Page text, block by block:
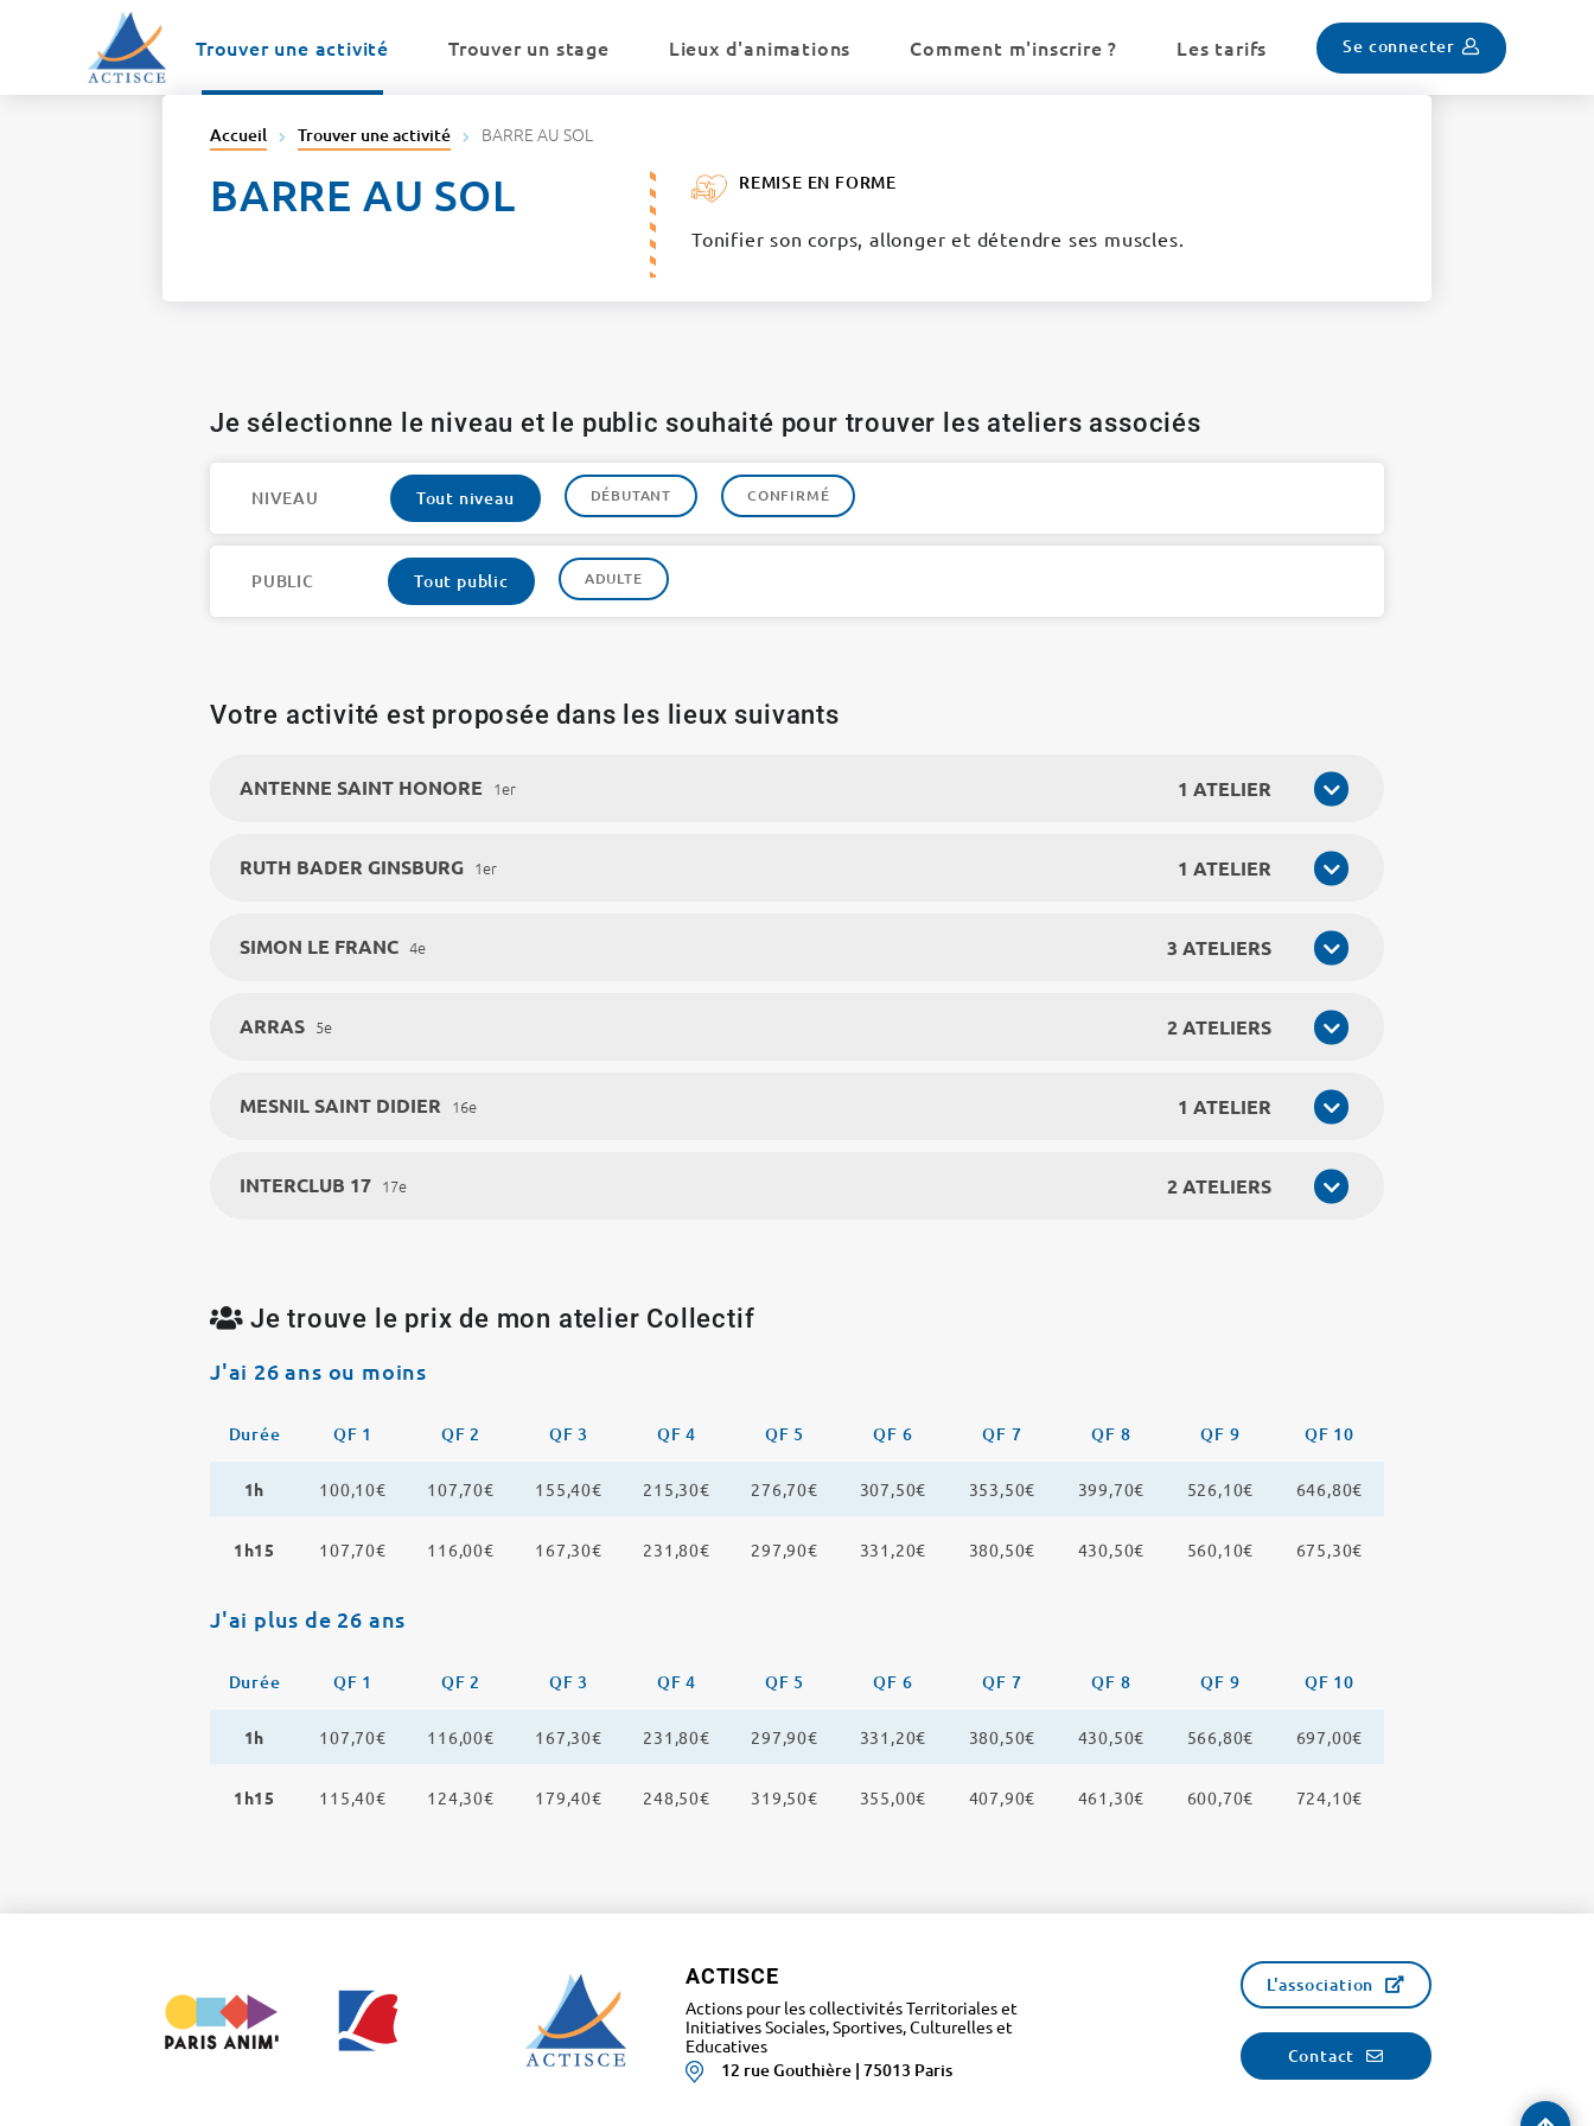
Trouver une activité
Trouver un stage Lieux d'animations Comment m'inscrire ? Les tarifs Se connecter
Accueil Trouver une activité BARRE AU SOL
BARRE AU SOL REMISE EN FORME
Tonifier son corps, allonger et détendre ses muscles.
Je sélectionne le niveau et le public souhaité pour trouver les ateliers associés
NIVEAU Tout niveau DÉBUTANT CONFIRMÉ
PUBLIC Tout public ADULTE
Votre activité est proposée dans les lieux suivants
ANTENNE SAINT HONORE 1er 1 ATELIER
RUTH BADER GINSBURG 1er 1 ATELIER
SIMON LE FRANC 4e 3 ATELIERS
ARRAS 5e 2 ATELIERS
MESNIL SAINT DIDIER 16e 1 ATELIER
INTERCLUB 17 17e 2 ATELIERS
Je trouve le prix de mon atelier Collectif
J'ai 26 ans ou moins
Durée QF 1 QF 2 QF 3 QF 4 QF 5 QF 6 QF 7 QF 8 QF 9 QF 10
1h 100,10€ 107,70€ 155,40€ 215,30€ 276,70€ 307,50€ 353,50€ 399,70€ 526,10€ 646,80€
1h15 107,70€ 116,00€ 167,30€ 231,80€ 297,90€ 331,20€ 380,50€ 430,50€ 560,10€ 675,30€
J'ai plus de 26 ans
Durée QF 1 QF 2 QF 3 QF 4 QF 5 QF 6 QF 7 QF 8 QF 9 QF 10
1h 107,70€ 116,00€ 167,30€ 231,80€ 297,90€ 331,20€ 380,50€ 430,50€ 566,80€ 697,00€
1h15 115,40€ 124,30€ 179,40€ 248,50€ 319,50€ 355,00€ 407,90€ 461,30€ 600,70€ 724,10€
ACTISCE
Actions pour les collectivités Territoriales et
Initiatives Sociales, Sportives, Culturelles et
Educatives
12 rue Gouthière | 75013 Paris
L'association
Contact